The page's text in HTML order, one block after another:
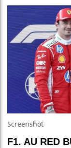
Screenshot
F1. AU RED